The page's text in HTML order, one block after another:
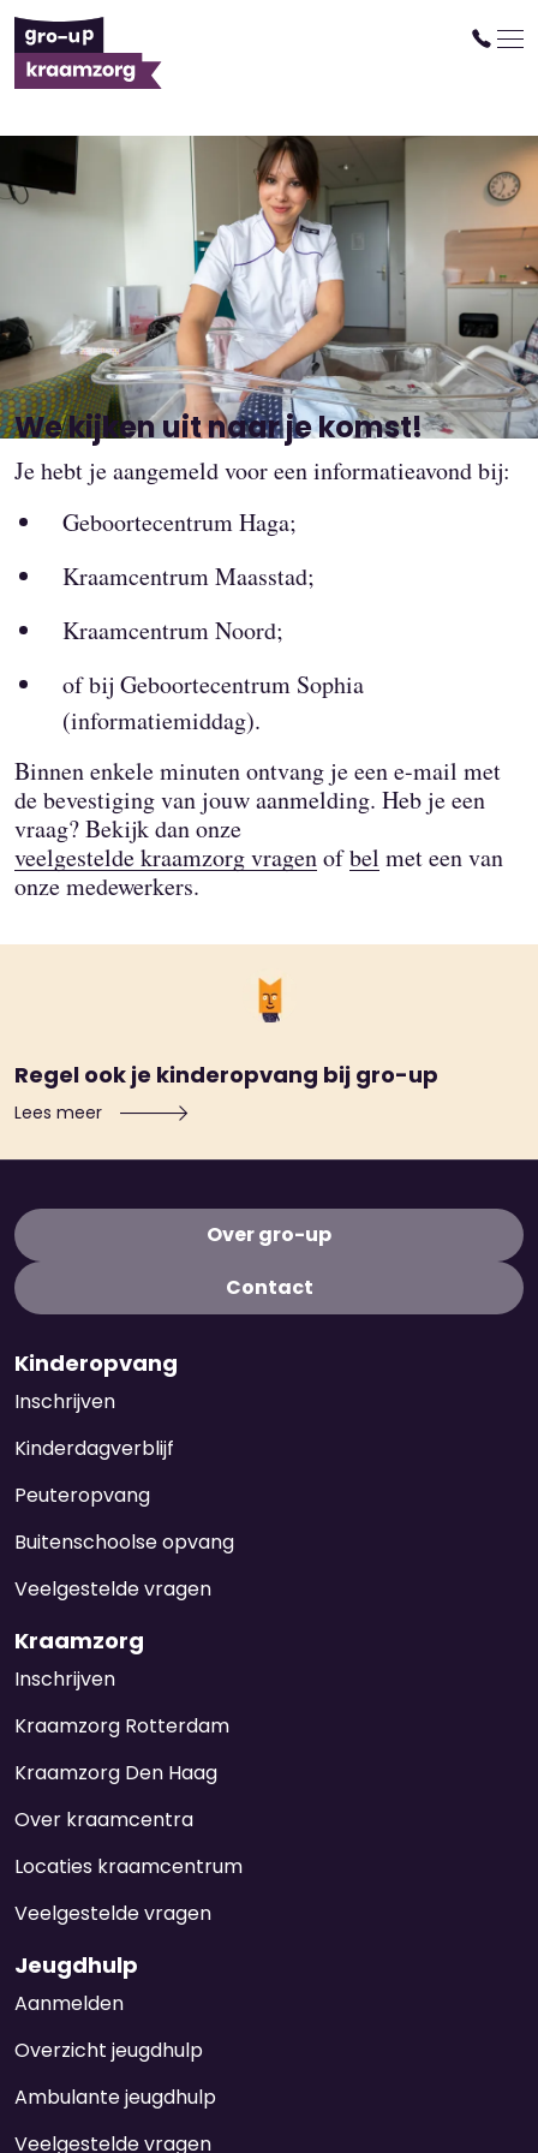
Gelukt!
Je bent aangemeld voor een
informatieavond of -middag.
We kijken uit naar je komst!
Je hebt je aangemeld voor een informatieavond bij:
Geboortecentrum Haga;
Kraamcentrum Maasstad;
Kraamcentrum Noord;
of bij Geboortecentrum Sophia
(informatiemiddag).
Binnen enkele minuten ontvang je een e-mail met
de bevestiging van jouw aanmelding. Heb je een
vraag? Bekijk dan onze
veelgestelde kraamzorg vragenofbel met een van
onze medewerkers.
Regel ook je kinderopvang bij gro-up
Lees meer
Over gro-up
Contact
Kinderopvang
Inschrijven
Kinderdagverblijf
Peuteropvang
Buitenschoolse opvang
Veelgestelde vragen
Kraamzorg
Inschrijven
Kraamzorg Rotterdam
Kraamzorg Den Haag
Over kraamcentra
Locaties kraamcentrum
Veelgestelde vragen
Jeugdhulp
Aanmelden
Overzicht jeugdhulp
Ambulante jeugdhulp
Veelgestelde vragen